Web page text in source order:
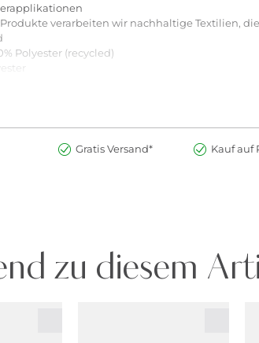
verarbeiten wir nachhaltige Textilien,
Polyester (recycled)
waschen, nicht bleichen, nicht im Trockner
Mitglied der Fair Wear Foundation.
Kinder unter 36 Monaten geeignet.
Gratis Versand* Kauf auf
zu diesem